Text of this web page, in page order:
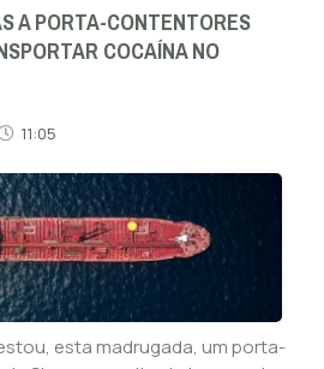
A PORTA-CONTENTORES
COCAÍNA NO
11:05
esta madrugada, um porta-